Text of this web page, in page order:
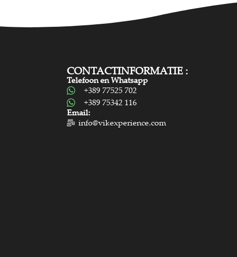
CONTACTINFORMATIE :
Telefoon en Whatsapp
+389 77525 702
+389 75342 116
Email:
info@vikexperience.com